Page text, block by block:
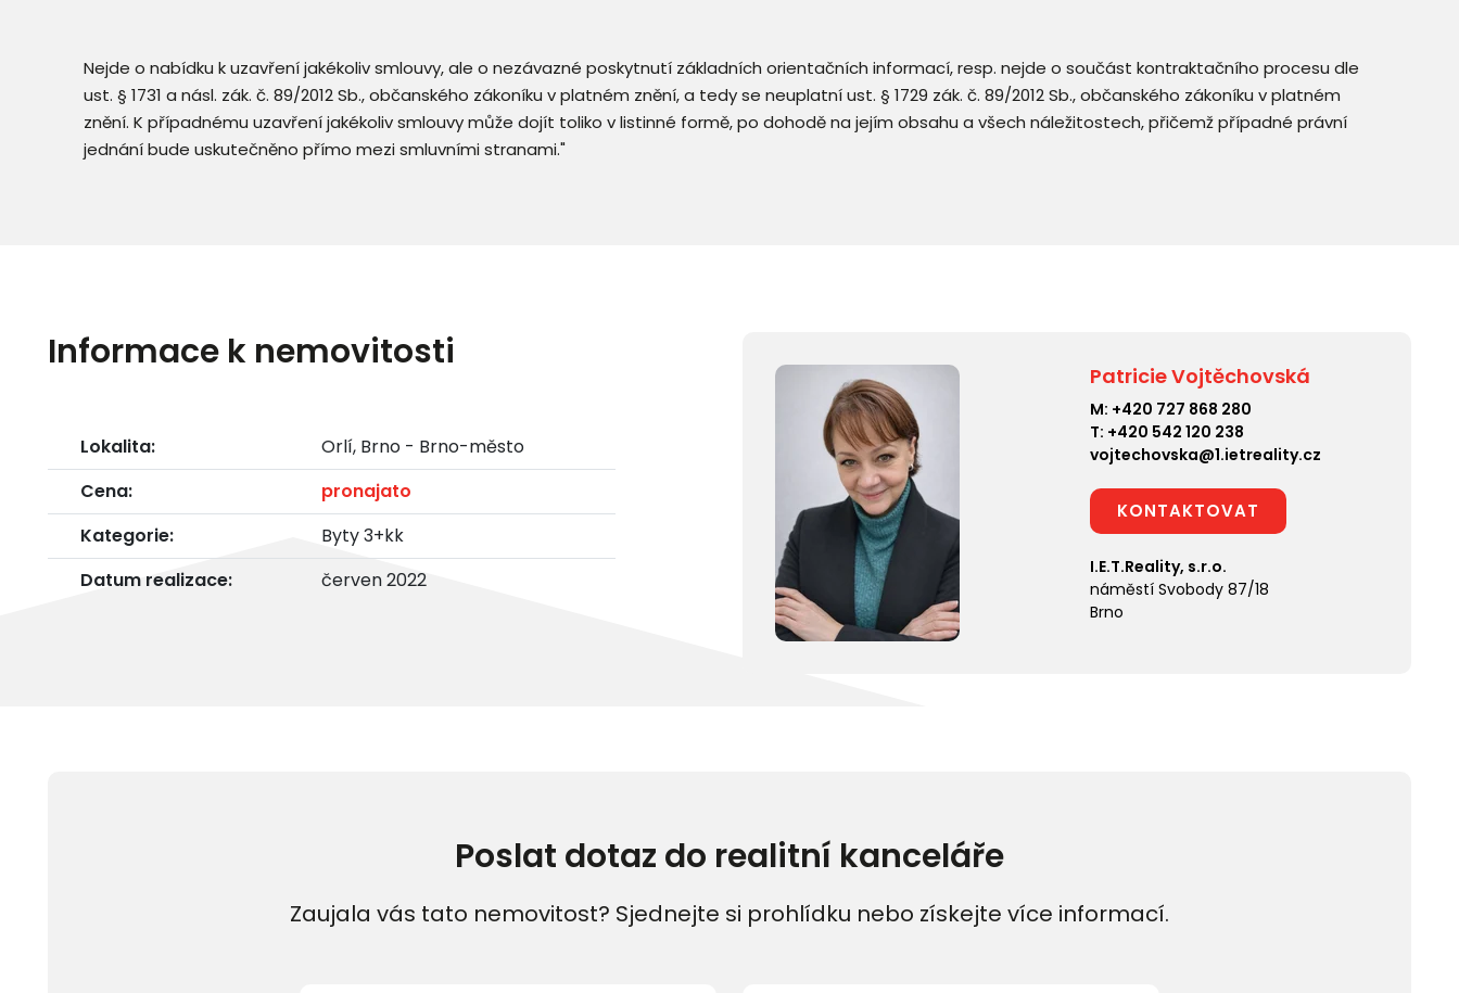
Nejde o nabídku k uzavření jakékoliv smlouvy, ale o nezávazné poskytnutí základních orientačních informací, resp. nejde o součást kontraktačního procesu dle
ust. § 1731 a násl. zák. č. 89/2012 Sb., občanského zákoníku v platném znění, a tedy se neuplatní ust. § 1729 zák. č. 89/2012 Sb., občanského zákoníku v platném
znění. K případnému uzavření jakékoliv smlouvy může dojít toliko v listinné formě, po dohodě na jejím obsahu a všech náležitostech, přičemž případné právní
jednání bude uskutečněno přímo mezi smluvními stranami."
Informace k nemovitosti
Lokalita:
Orlí, Brno - Brno-město
Cena:
pronajato
Kategorie:
Byty 3+kk
Datum realizace:
červen 2022
Patricie Vojtěchovská
M: +420 727 868 280
T: +420 542 120 238
vojtechovska@1.ietreality.cz
KONTAKTOVAT
I.E.T.Reality, s.r.o.
náměstí Svobody 87/18
Brno
Poslat dotaz do realitní kanceláře
Zaujala vás tato nemovitost? Sjednejte si prohlídku nebo získejte více informací.